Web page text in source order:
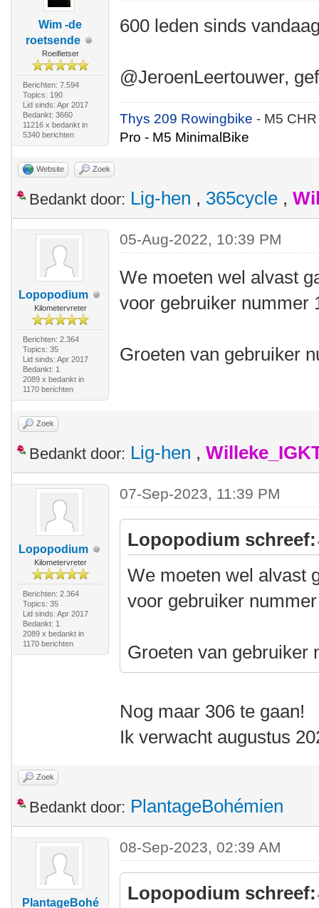
Wim -de
roetsende
Roeifietser
Berichten: 7.594
Topics: 190
Lid sinds: Apr 2017
Bedankt: 3660
11216 x bedankt in
5340 berichten
600 leden sinds
@JeroenLeertouwer,
Thys 209 Rowingbike- M5
Pro - M5 MinimalBike
Website Zoek
Bedankt door: Lig-hen , 365cycle ,
Lopopodium
Kilometervreter
Berichten: 2.364
Topics: 35
Lid sinds: Apr 2017
Bedankt: 1
2089 x bedankt in
1170 berichten
05-Aug-2022, 10:39 PM
We moeten wel alvast
voor gebruiker nummer
Groeten van gebruiker
Zoek
Bedankt door: Lig-hen ,
Lopopodium
Kilometervreter
Berichten: 2.364
Topics: 35
Lid sinds: Apr 2017
Bedankt: 1
2089 x bedankt in
1170 berichten
07-Sep-2023, 11:39 PM
Lopopodium schreef:
We moeten wel alvast
voor gebruiker
Groeten van gebruiker
Nog maar 306 te gaan!
Ik verwacht augustus
Zoek
Bedankt door: PlantageBohémien
PlantageBohé
08-Sep-2023, 02:39 AM
Lopopodium schreef: